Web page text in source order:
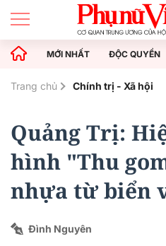
MỚI NHẤT ĐỘC QUYỀN
Trang chủ Chính trị - Xã hội
Quảng Trị:
hình "Thu
nhựa từ biển
Đình Nguyên